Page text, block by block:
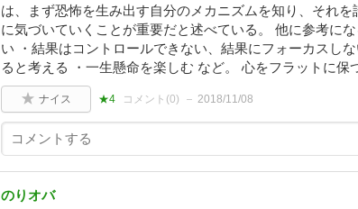
は、まず恐怖を生み出す自分のメカニズムを知り、それ
に気づいていくことが重要だと述べている。 他に参考に
い ・結果はコントロールできない、結果にフォーカスし
ると考える ・一生懸命を楽しむ など。 心をフラットに保
ナイス ★4 コメント(0) 2018/11/08
のりオバ